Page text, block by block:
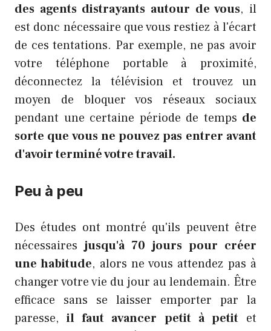
des agents distrayants autour de vous, il
est donc nécessaire que vous restiez à l'écart
de ces tentations. Par exemple, ne pas avoir
votre téléphone portable à proximité,
déconnectez la télévision et trouvez un
moyen de bloquer vos réseaux sociaux
pendant une certaine période de temps de
sorte que vous ne pouvez pas entrer avant
d'avoir terminé votre travail.
Peu à peu
Des études ont montré qu'ils peuvent être
nécessairesjusqu'à 70 jours pour créer
une habitude, alors ne vous attendez pas à
changer votre vie du jour au lendemain. Être
efficace sans se laisser emporter par la
paresse,il faut avancer petit à petitet